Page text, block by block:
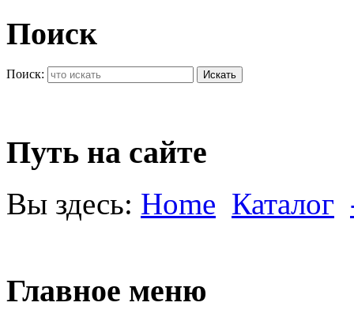
Поиск
Поиск: Искать
Путь на сайте
Вы здесь: Home Каталог
Главное меню